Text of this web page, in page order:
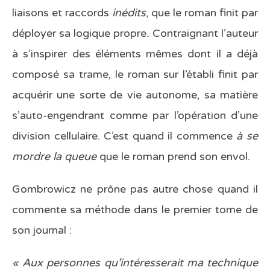
liaisons et raccords inédits, que le roman finit par
déployer sa logique propre. Contraignant l’auteur
à s’inspirer des éléments mêmes dont il a déjà
composé sa trame, le roman sur l’établi finit par
acquérir une sorte de vie autonome, sa matière
s’auto-engendrant comme par l’opération d’une
division cellulaire. C’est quand il commence à se
mordre la queue que le roman prend son envol.
Gombrowicz ne prône pas autre chose quand il
commente sa méthode dans le premier tome de
son journal :
« Aux personnes qu’intéresserait ma technique